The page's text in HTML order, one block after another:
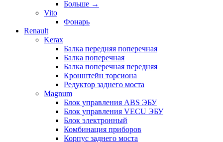
Больше →
Vito
Фонарь
Renault
Kerax
Балка передняя поперечная
Балка поперечная
Балка поперечная передняя
Кронштейн торсиона
Редуктор заднего моста
Magnum
Блок управления ABS ЭБУ
Блок управления VECU ЭБУ
Блок электронный
Комбинация приборов
Корпус заднего моста